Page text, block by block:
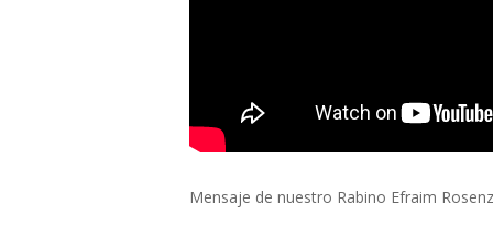
Mensaje de nuestro Rabino Efraim